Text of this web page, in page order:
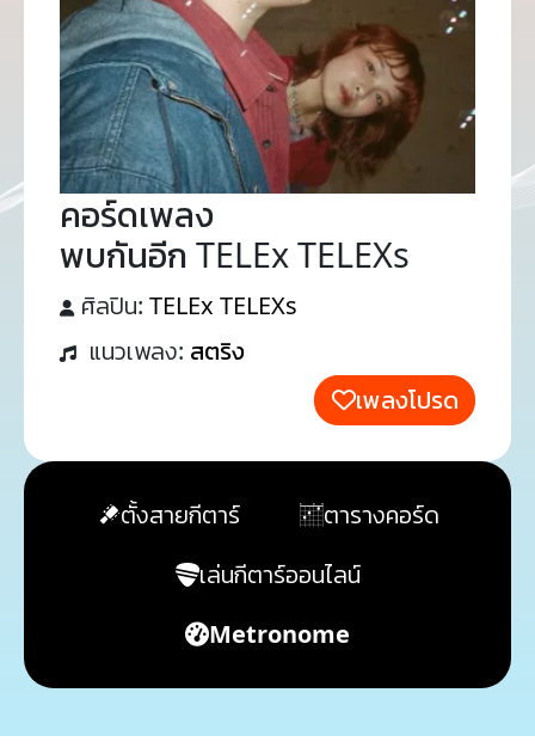
คอร์ดเพลง
พบกันอีก TELEx TELEXs
ศิลปิน: TELEx TELEXs
แนวเพลง: สตริง
เพลงโปรด
ตั้งสายกีตาร์
ตารางคอร์ด
เล่นกีตาร์ออนไลน์
Metronome